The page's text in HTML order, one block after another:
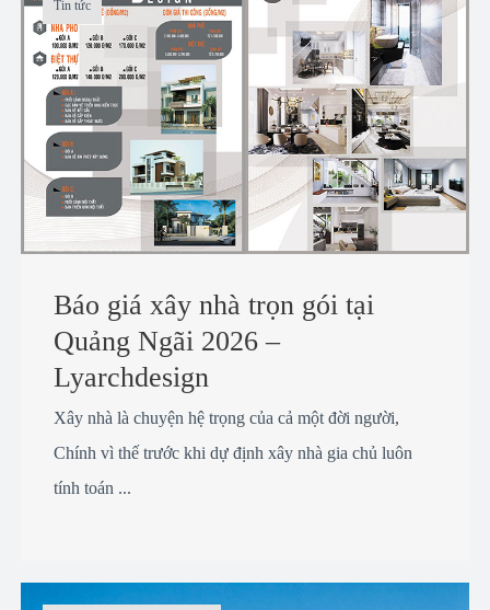
Tin tức
Báo giá xây nhà trọn gói tại
Quảng Ngãi 2026 –
Lyarchdesign
Xây nhà là chuyện hệ trọng của cả một đời người,
Chính vì thế trước khi dự định xây nhà gia chủ luôn
tính toán ...